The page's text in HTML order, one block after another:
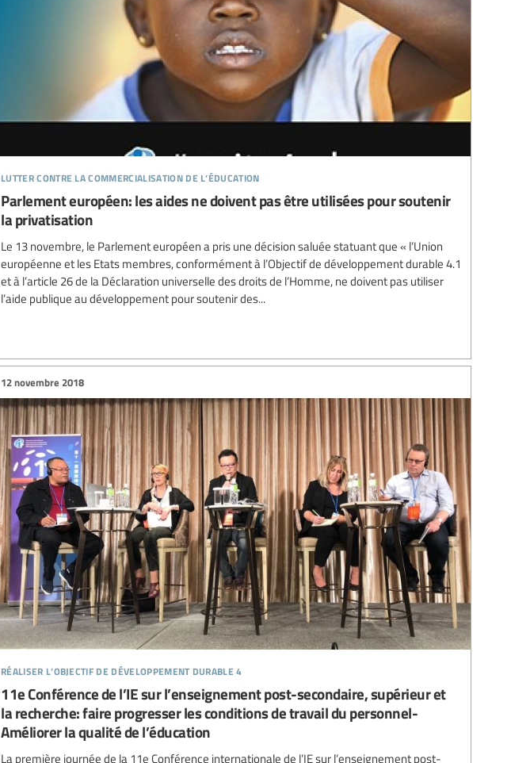
lutter contre la commercialisation de l’éducation
Parlement européen: les aides ne doivent pas être utilisées pour soutenir
la privatisation
Le 13 novembre, le Parlement européen a pris une décision saluée statuant que « l’Union
européenne et les Etats membres, conformément à l’Objectif de développement durable 4.1
et à l’article 26 de la Déclaration universelle des droits de l’Homme, ne doivent pas utiliser
l’aide publique au développement pour soutenir des...
réaliser l’objectif de développement durable 4
12 novembre 2018
11e Conférence de l’IE sur l’enseignement post-secondaire, supérieur et
la recherche: faire progresser les conditions de travail du personnel-
Améliorer la qualité de l’éducation
La première journée de la 11e Conférence internationale de l’IE sur l’enseignement post-